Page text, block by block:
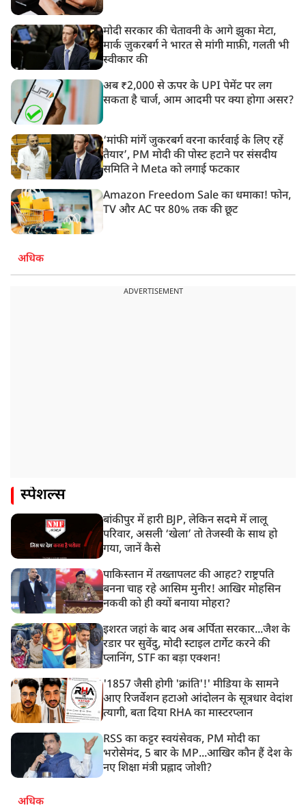
मोदी सरकार की चेतावनी के आगे झुका मेटा,
मार्क ज़ुकरबर्ग ने भारत से मांगी माफ़ी, गलती भी
स्वीकार की
अब ₹2,000 से ऊपर के UPI पेमेंट पर लग
सकता है चार्ज, आम आदमी पर क्या होगा असर?
‘मांफी मांगें जुकरबर्ग वरना कार्रवाई के लिए रहें
तैयार’, PM मोदी की पोस्ट हटाने पर संसदीय
समिति ने Meta को लगाई फटकार
Amazon Freedom Sale का धमाका! फोन,
TV और AC पर 80% तक की छूट
अधिक
ADVERTISEMENT
स्पेशल्स
बांकीपुर में हारी BJP, लेकिन सदमे में लालू
परिवार, असली ‘खेला’ तो तेजस्वी के साथ हो
गया, जानें कैसे
पाकिस्तान में तख्तापलट की आहट? राष्ट्रपति
बनना चाह रहे आसिम मुनीर! आखिर मोहसिन
नकवी को ही क्यों बनाया मोहरा?
इशरत जहां के बाद अब अर्पिता सरकार...जैश के
रडार पर सुवेंदु, मोदी स्टाइल टार्गेट करने की
प्लानिंग, STF का बड़ा एक्शन!
'1857 जैसी होगी 'क्रांति'!' मीडिया के सामने
आए रिजर्वेशन हटाओ आंदोलन के सूत्रधार वेदांश
त्यागी, बता दिया RHA का मास्टरप्लान
RSS का कट्टर स्वयंसेवक, PM मोदी का
भरोसेमंद, 5 बार के MP...आखिर कौन हैं देश के
नए शिक्षा मंत्री प्रह्लाद जोशी?
अधिक